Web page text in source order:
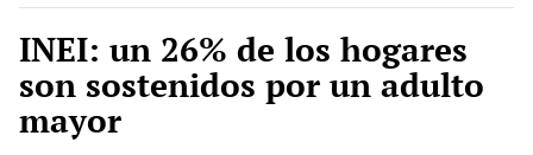
INEI: un 26% de los hogares
son sostenidos por un adulto
mayor